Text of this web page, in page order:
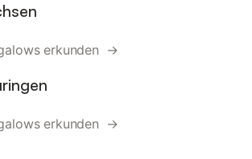
erkunden →
erkunden →